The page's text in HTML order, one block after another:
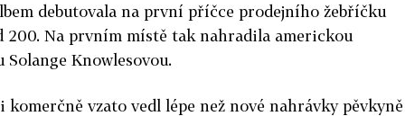
debutovala na první příčce prodejního žebříčku
200. Na prvním místě tak nahradila americkou
Solange Knowlesovou.
komerčně vzato vedl lépe než nové nahrávky pěvkyně